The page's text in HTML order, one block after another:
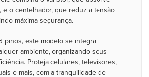
e o centelhador, que reduz a tensão
máxima segurança.
pinos, este modelo se integra
ambiente, organizando seus
Proteja celulares, televisores,
e mais, com a tranquilidade de